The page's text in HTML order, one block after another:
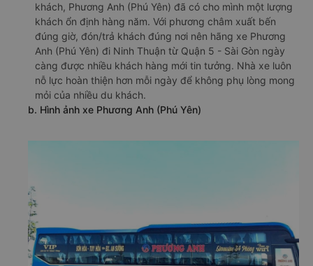
khách, Phương Anh (Phú Yên) đã có cho mình một lượng
khách ổn định hàng năm. Với phương châm xuất bến
đúng giờ, đón/trả khách đúng nơi nên hãng xe Phương
Anh (Phú Yên) đi Ninh Thuận từ Quận 5 - Sài Gòn ngày
càng được nhiều khách hàng mới tin tưởng. Nhà xe luôn
nỗ lực hoàn thiện hơn mỗi ngày để không phụ lòng mong
mỏi của nhiều du khách.
b. Hình ảnh xe Phương Anh (Phú Yên)